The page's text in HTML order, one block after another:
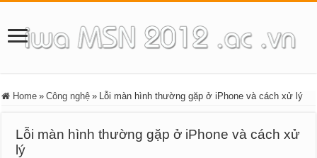
Home » Công nghệ » Lỗi màn hình thường gặp ở iPhone và cách xử lý
Lỗi màn hình thường gặp ở iPhone và cách xử
lý